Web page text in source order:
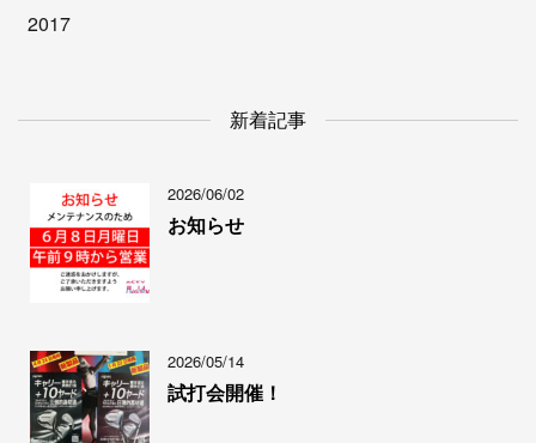
2017
新着記事
2026/06/02
お知らせ
2026/05/14
試打会開催！